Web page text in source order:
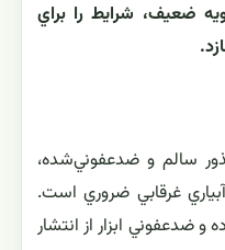
ضعيف، شرايط را براي
سالم و ضدعفوني‌شده،
غرقابي ضروري است.
ضدعفوني ابزار از انتشار